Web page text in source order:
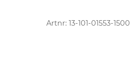
Artnr: 13-101-01553-1500